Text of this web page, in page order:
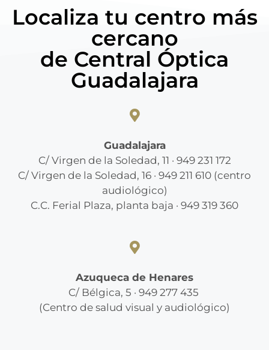
Localiza tu centro más
cercano
de Central Óptica
Guadalajara
Guadalajara
C/ Virgen de la Soledad, 11 · 949 231 172
C/ Virgen de la Soledad, 16 · 949 211 610 (centro
audiológico)
C.C. Ferial Plaza, planta baja · 949 319 360
Azuqueca de Henares
C/ Bélgica, 5 · 949 277 435
(Centro de salud visual y audiológico)